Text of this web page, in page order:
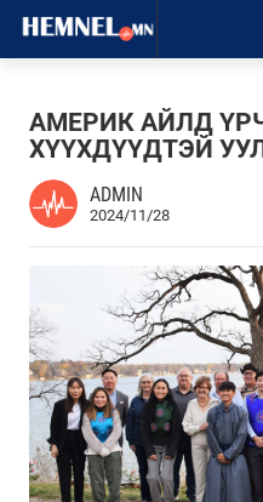
АМЕРИК АЙЛД
ХҮҮХДҮҮДТЭЙ
ADMIN
2024/11/28